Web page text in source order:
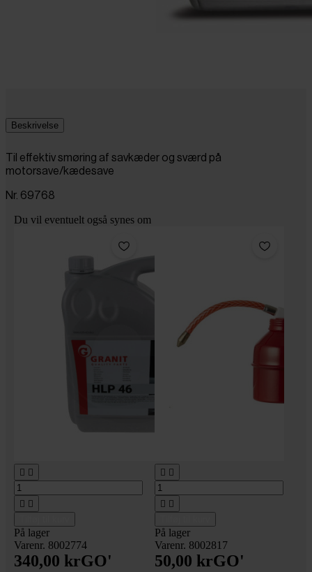
Beskrivelse
Til effektiv smøring af savkæder og sværd på
motorsave/kædesave
Nr. 69768
Du vil eventuelt også synes om
 
 
På lager
Varenr. 8002774
340,00 krGO'
 
 
På lager
Varenr. 8002817
50,00 krGO'